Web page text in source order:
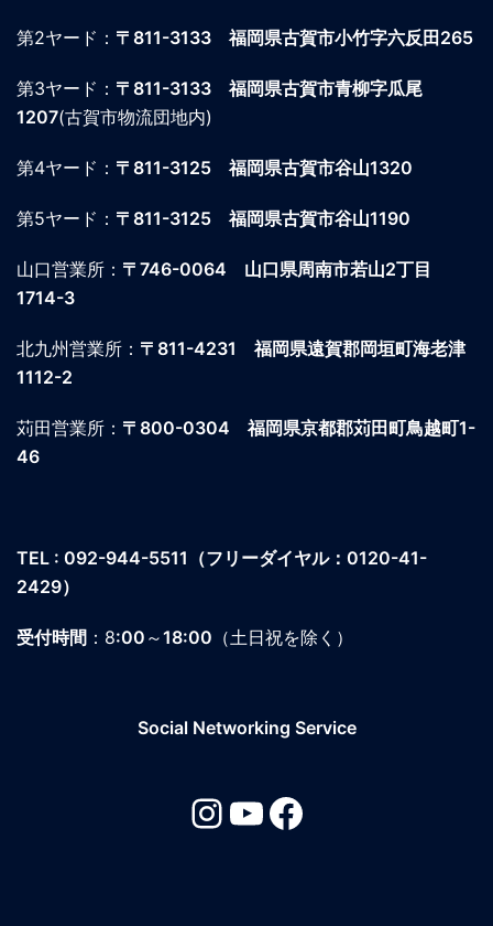
第2ヤード： 〒811-3133 福岡県古賀市小竹字六反田265
第3ヤード： 〒811-3133 福岡県古賀市青柳字瓜尾
1207(古賀市物流団地内)
第4ヤード： 〒811-3125 福岡県古賀市谷山1320
第5ヤード： 〒811-3125 福岡県古賀市谷山1190
山口営業所： 〒746-0064 山口県周南市若山2丁目
1714-3
北九州営業所： 〒811-4231 福岡県遠賀郡岡垣町海老津
1112-2
苅田営業所： 〒800-0304 福岡県京都郡苅田町鳥越町1-
46
TEL : 092-944-5511 （フリーダイヤル：0120-41-
2429）
受付時間 ：8:00 ～18:00 （土日祝を除く）
Social Networking Service
Instagram
YouTube
Facebook